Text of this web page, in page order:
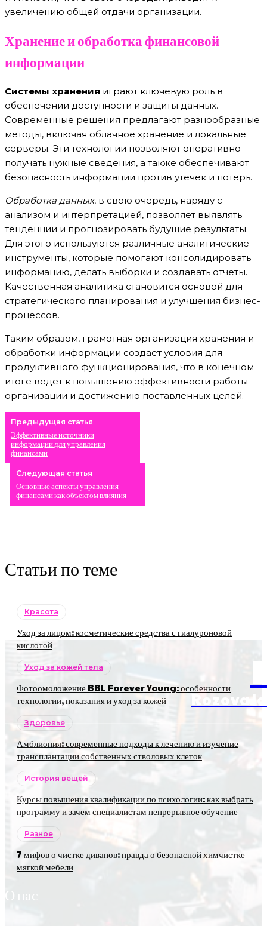
увеличению общей отдачи организации.
Хранение и обработка финансовой
информации
Системы хранения играют ключевую роль в
обеспечении доступности и защиты данных.
Современные решения предлагают разнообразные
методы, включая облачное хранение и локальные
серверы. Эти технологии позволяют оперативно
получать нужные сведения, а также обеспечивают
безопасность информации против утечек и потерь.
Обработка данных, в свою очередь, наряду с
анализом и интерпретацией, позволяет выявлять
тенденции и прогнозировать будущие результаты.
Для этого используются различные аналитические
инструменты, которые помогают консолидировать
информацию, делать выборки и создавать отчеты.
Качественная аналитика становится основой для
стратегического планирования и улучшения бизнес-
процессов.
Таким образом, грамотная организация хранения и
обработки информации создает условия для
продуктивного функционирования, что в конечном
итоге ведет к повышению эффективности работы
организации и достижению поставленных целей.
Предыдущая статья
Эффективные источники
информации для управления
финансами
Следующая статья
Основные аспекты управления
финансами как объектом влияния
Статьи по теме
Красота
Уход за лицом: косметические средства с гиалуроновой
кислотой
Уход за кожей тела
Фотоомоложение BBL Forever Young: особенности
технологии, показания и уход за кожей
Здоровье
Амблиопия: современные подходы к лечению и изучение
трансплантации собственных стволовых клеток
История вещей
Курсы повышения квалификации по психологии: как выбрать
программу и зачем специалистам непрерывное обучение
Разное
7 мифов о чистке диванов: правда о безопасной химчистке
мягкой мебели
О нас